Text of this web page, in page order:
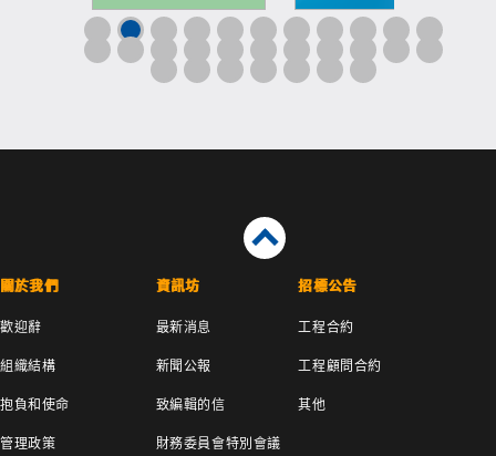
關於我們
歡迎辭
組織結構
抱負和使命
管理政策
資訊坊
最新消息
新聞公報
致編輯的信
財務委員會特別會議
招標公告
工程合約
工程顧問合約
其他